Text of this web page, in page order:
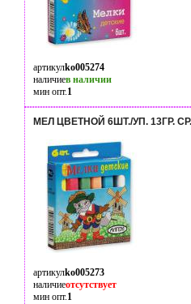
артикулko005274
наличиев наличии
мин опт.1
МЕЛ ЦВЕТНОЙ 6ШТ./УП. 13ГР.
артикулko005273
наличиеотсутствует
мин опт.1